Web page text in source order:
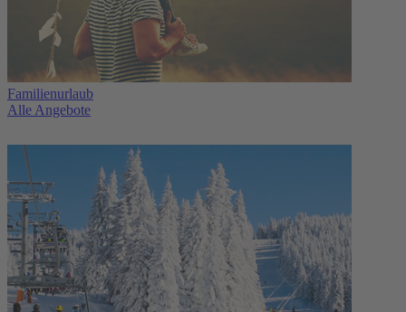
Familienurlaub
Alle Angebote